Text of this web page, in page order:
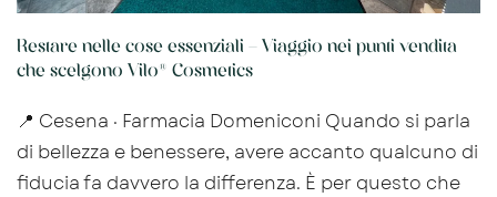
Restare nelle cose essenziali – Viaggio nei punti vendita
che scelgono Vilo® Cosmetics
📍 Cesena · Farmacia Domeniconi Quando si parla
di bellezza e benessere, avere accanto qualcuno di
fiducia fa davvero la differenza. È per questo che